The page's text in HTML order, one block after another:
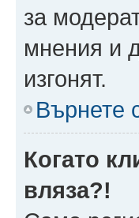
за
мнения и
изгонят.
Върнете
Когато
вляза?!